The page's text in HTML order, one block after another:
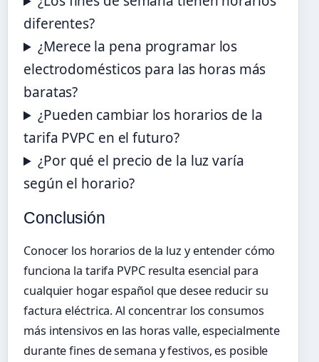
diferentes?
¿Merece la pena programar los
electrodomésticos para las horas más
baratas?
¿Pueden cambiar los horarios de la
tarifa PVPC en el futuro?
¿Por qué el precio de la luz varía
según el horario?
Conclusión
Conocer los horarios de la luz y entender cómo
funciona la tarifa PVPC resulta esencial para
cualquier hogar español que desee reducir su
factura eléctrica. Al concentrar los consumos
más intensivos en las horas valle, especialmente
durante fines de semana y festivos, es posible